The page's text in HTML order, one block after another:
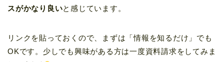
スがかなり良いと感じています。
リンクを貼っておくので、まずは「情報を知るだけ」でも
OKです。少しでも興味がある方は一度資料請求をしてみま